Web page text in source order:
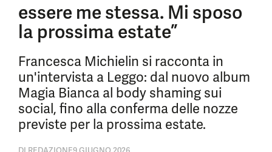
essere me stessa. Mi sposo
la prossima estate”
Francesca Michielin si racconta in
un'intervista a Leggo: dal nuovo album
Magia Bianca al body shaming sui
social, fino alla conferma delle nozze
previste per la prossima estate.